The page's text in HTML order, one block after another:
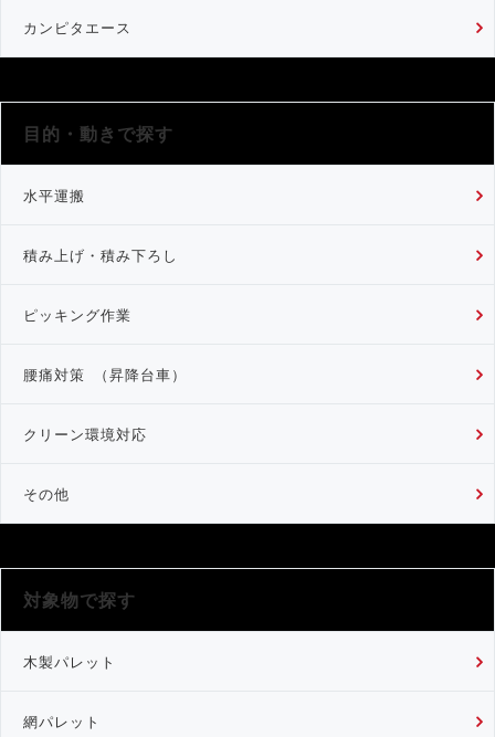
カンピタエース
目的・動きで探す
水平運搬
積み上げ・積み下ろし
ピッキング作業
腰痛対策 （昇降台車）
クリーン環境対応
その他
対象物で探す
木製パレット
網パレット